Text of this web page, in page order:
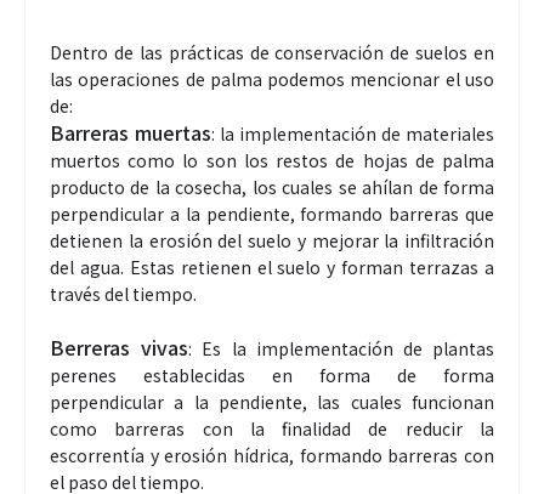
Dentro de las prácticas de conservación de suelos en
las operaciones de palma podemos mencionar el uso
de:
Barreras muertas: la implementación de materiales
muertos como lo son los restos de hojas de palma
producto de la cosecha, los cuales se ahílan de forma
perpendicular a la pendiente, formando barreras que
detienen la erosión del suelo y mejorar la infiltración
del agua. Estas retienen el suelo y forman terrazas a
través del tiempo.
Berreras vivas: Es la implementación de plantas
perenes establecidas en forma de forma
perpendicular a la pendiente, las cuales funcionan
como barreras con la finalidad de reducir la
escorrentía y erosión hídrica, formando barreras con
el paso del tiempo.